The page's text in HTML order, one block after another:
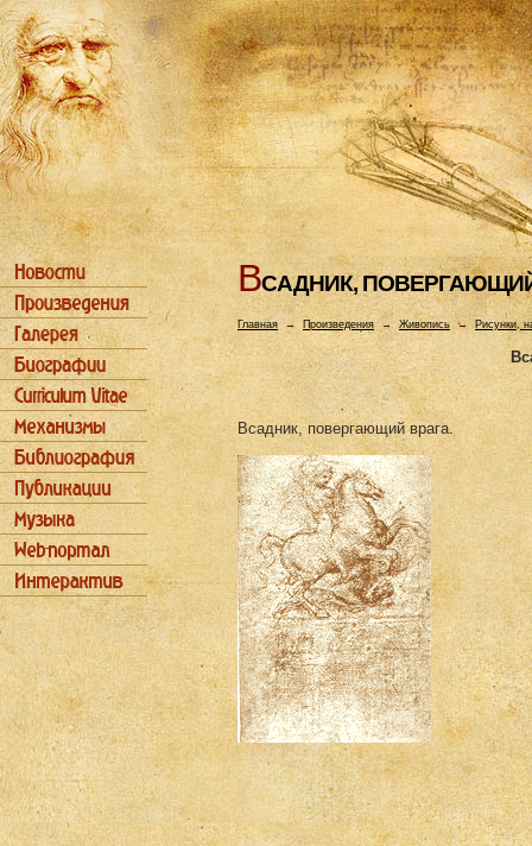
ВСАДHИК,
Главная→ Произведения → Живопись → Рисунки,
Всадник, повергающий врага.